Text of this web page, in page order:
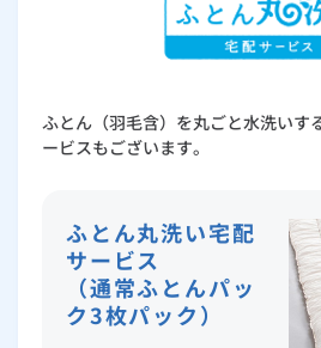
ふとん（羽毛含）を丸ごと水洗いす
ービスもございます。
ふとん丸洗い宅配
サービス
（通常ふとんパッ
ク3枚パック）